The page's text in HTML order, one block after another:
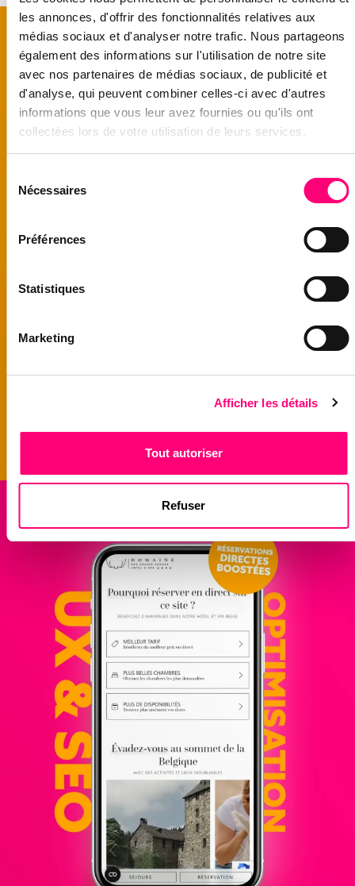
les annonces, d'offrir des fonctionnalités relatives aux
médias sociaux et d'analyser notre trafic. Nous partageons
également des informations sur l'utilisation de notre site
avec nos partenaires de médias sociaux, de publicité et
d'analyse, qui peuvent combiner celles-ci avec d'autres
informations que vous leur avez fournies ou qu'ils ont
collectées lors de votre utilisation de leurs services.
Nécessaires
Préférences
Statistiques
Marketing
Afficher les détails
Tout autoriser
Refuser